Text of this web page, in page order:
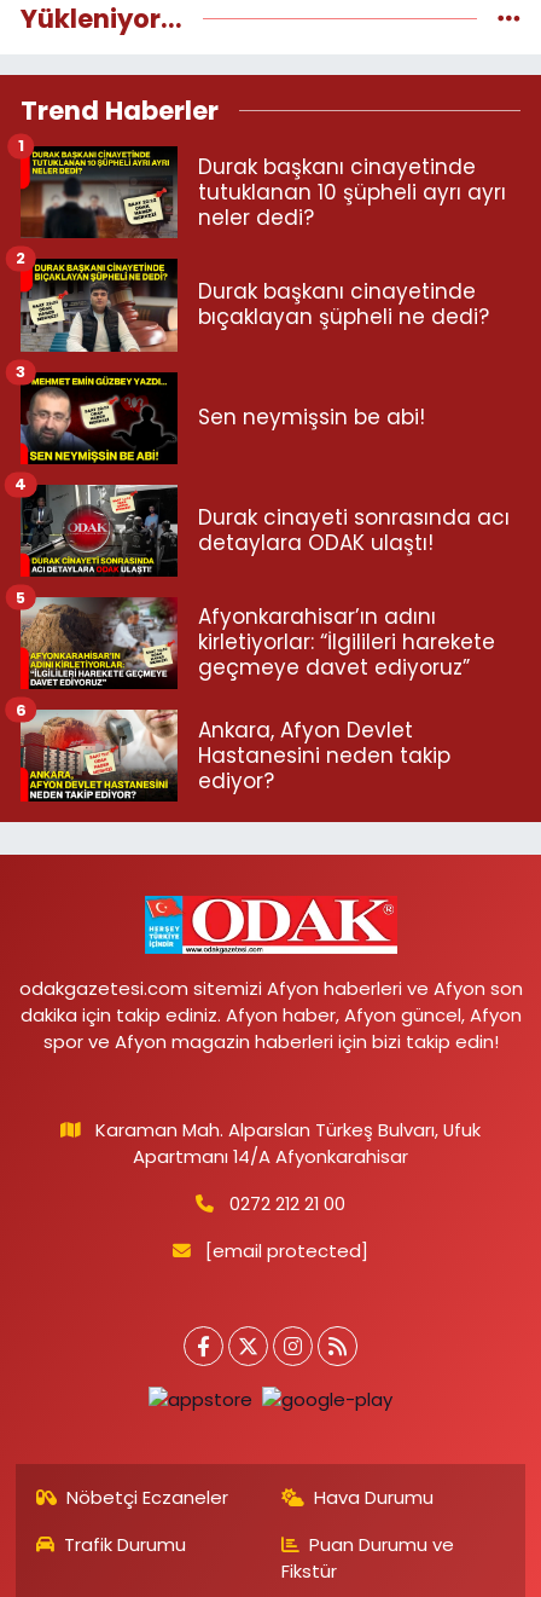
Yükleniyor...
Trend Haberler
Durak başkanı cinayetinde
tutuklanan 10 şüpheli ayrı ayrı
neler dedi?
1
Durak başkanı cinayetinde
bıçaklayan şüpheli ne dedi?
2
Sen neymişsin be abi!
3
Durak cinayeti sonrasında acı
detaylara ODAK ulaştı!
4
Afyonkarahisar’ın adını
kirletiyorlar: “İlgilileri harekete
geçmeye davet ediyoruz”
5
Ankara, Afyon Devlet
Hastanesini neden takip
ediyor?
6
odakgazetesi.com sitemizi Afyon haberleri ve Afyon son
dakika için takip ediniz. Afyon haber, Afyon güncel, Afyon
spor ve Afyon magazin haberleri için bizi takip edin!
Karaman Mah. Alparslan Türkeş Bulvarı, Ufuk
Apartmanı 14/A Afyonkarahisar
0272 212 21 00
[email protected]
Nöbetçi Eczaneler
Hava Durumu
Trafik Durumu
Puan Durumu ve
Fikstür